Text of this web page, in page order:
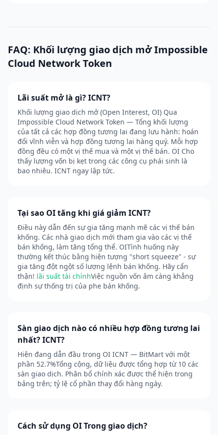
FAQ: Khối lượng giao dịch mở Impossible
Cloud Network Token
Lãi suất mở là gì? ICNT?
Khối lượng giao dịch mở (Open Interest, OI) Qua
Impossible Cloud Network Token — Tổng khối lượng
của tất cả các hợp đồng tương lai đang lưu hành: hoán
đổi vĩnh viễn và hợp đồng tương lai hàng quý. Mỗi hợp
đồng đều có một vị thế mua và một vị thế bán. OI Cho
thấy lượng vốn bị kẹt trong các công cụ phái sinh là
bao nhiêu. ICNT ngay lập tức.
Tại sao OI tăng khi giá giảm ICNT?
Điều này dẫn đến sự gia tăng mạnh mẽ các vị thế bán
khống. Các nhà giao dịch mới tham gia vào các vị thế
bán khống, làm tăng tổng thể. OITình huống này
thường kết thúc bằng hiện tượng "short squeeze" - sự
gia tăng đột ngột số lượng lệnh bán khống. Hãy cẩn
thận! lãi suất tài chínhViệc nguồn vốn âm càng khẳng
định sự thống trị của phe bán khống.
Sàn giao dịch nào có nhiều hợp đồng tương lai
nhất? ICNT?
Hiện đang dẫn đầu trong OI ICNT — BitMart với một
phần 52.7%Tổng cộng, dữ liệu được tổng hợp từ 10 các
sàn giao dịch. Phân bổ chính xác được thể hiện trong
bảng trên; tỷ lệ cổ phần thay đổi hàng ngày.
Cách sử dụng OI Trong giao dịch?